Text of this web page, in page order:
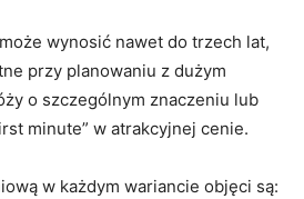
wynosić nawet do trzech lat,
przy planowaniu z dużym
o szczególnym znaczeniu lub
minute” w atrakcyjnej cenie.
w każdym wariancie objęci są: